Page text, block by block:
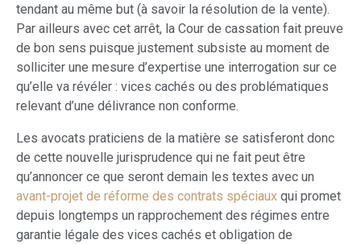
tendant au même but (à savoir la résolution de la vente).
Par ailleurs avec cet arrêt, la Cour de cassation fait preuve
de bon sens puisque justement subsiste au moment de
solliciter une mesure d’expertise une interrogation sur ce
qu’elle va révéler : vices cachés ou des problématiques
relevant d’une délivrance non conforme.
Les avocats praticiens de la matière se satisferont donc
de cette nouvelle jurisprudence qui ne fait peut être
qu’annoncer ce que seront demain les textes avec un
avant-projet de réforme des contrats spéciaux qui promet
depuis longtemps un rapprochement des régimes entre
garantie légale des vices cachés et obligation de